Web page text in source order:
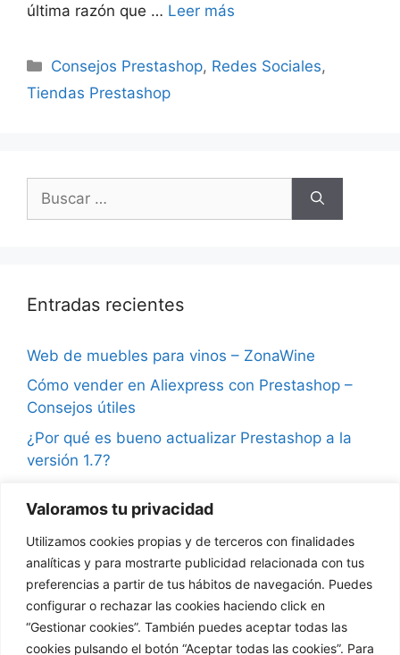
Valoramos tu privacidad
Utilizamos cookies propias y de terceros con finalidades
analíticas y para mostrarte publicidad relacionada con tus
preferencias a partir de tus hábitos de navegación. Puedes
configurar o rechazar las cookies haciendo click en
“Gestionar cookies”. También puedes aceptar todas las
cookies pulsando el botón “Aceptar todas las cookies”. Para
última razón que … Leer más
Categorías
Consejos Prestashop, Redes Sociales,
Tiendas Prestashop
Entradas recientes
Web de muebles para vinos – ZonaWine
Cómo vender en Aliexpress con Prestashop –
Consejos útiles
¿Por qué es bueno actualizar Prestashop a la
versión 1.7?
seguidores
¿Qué son las notificaciones push en
Prestashop?